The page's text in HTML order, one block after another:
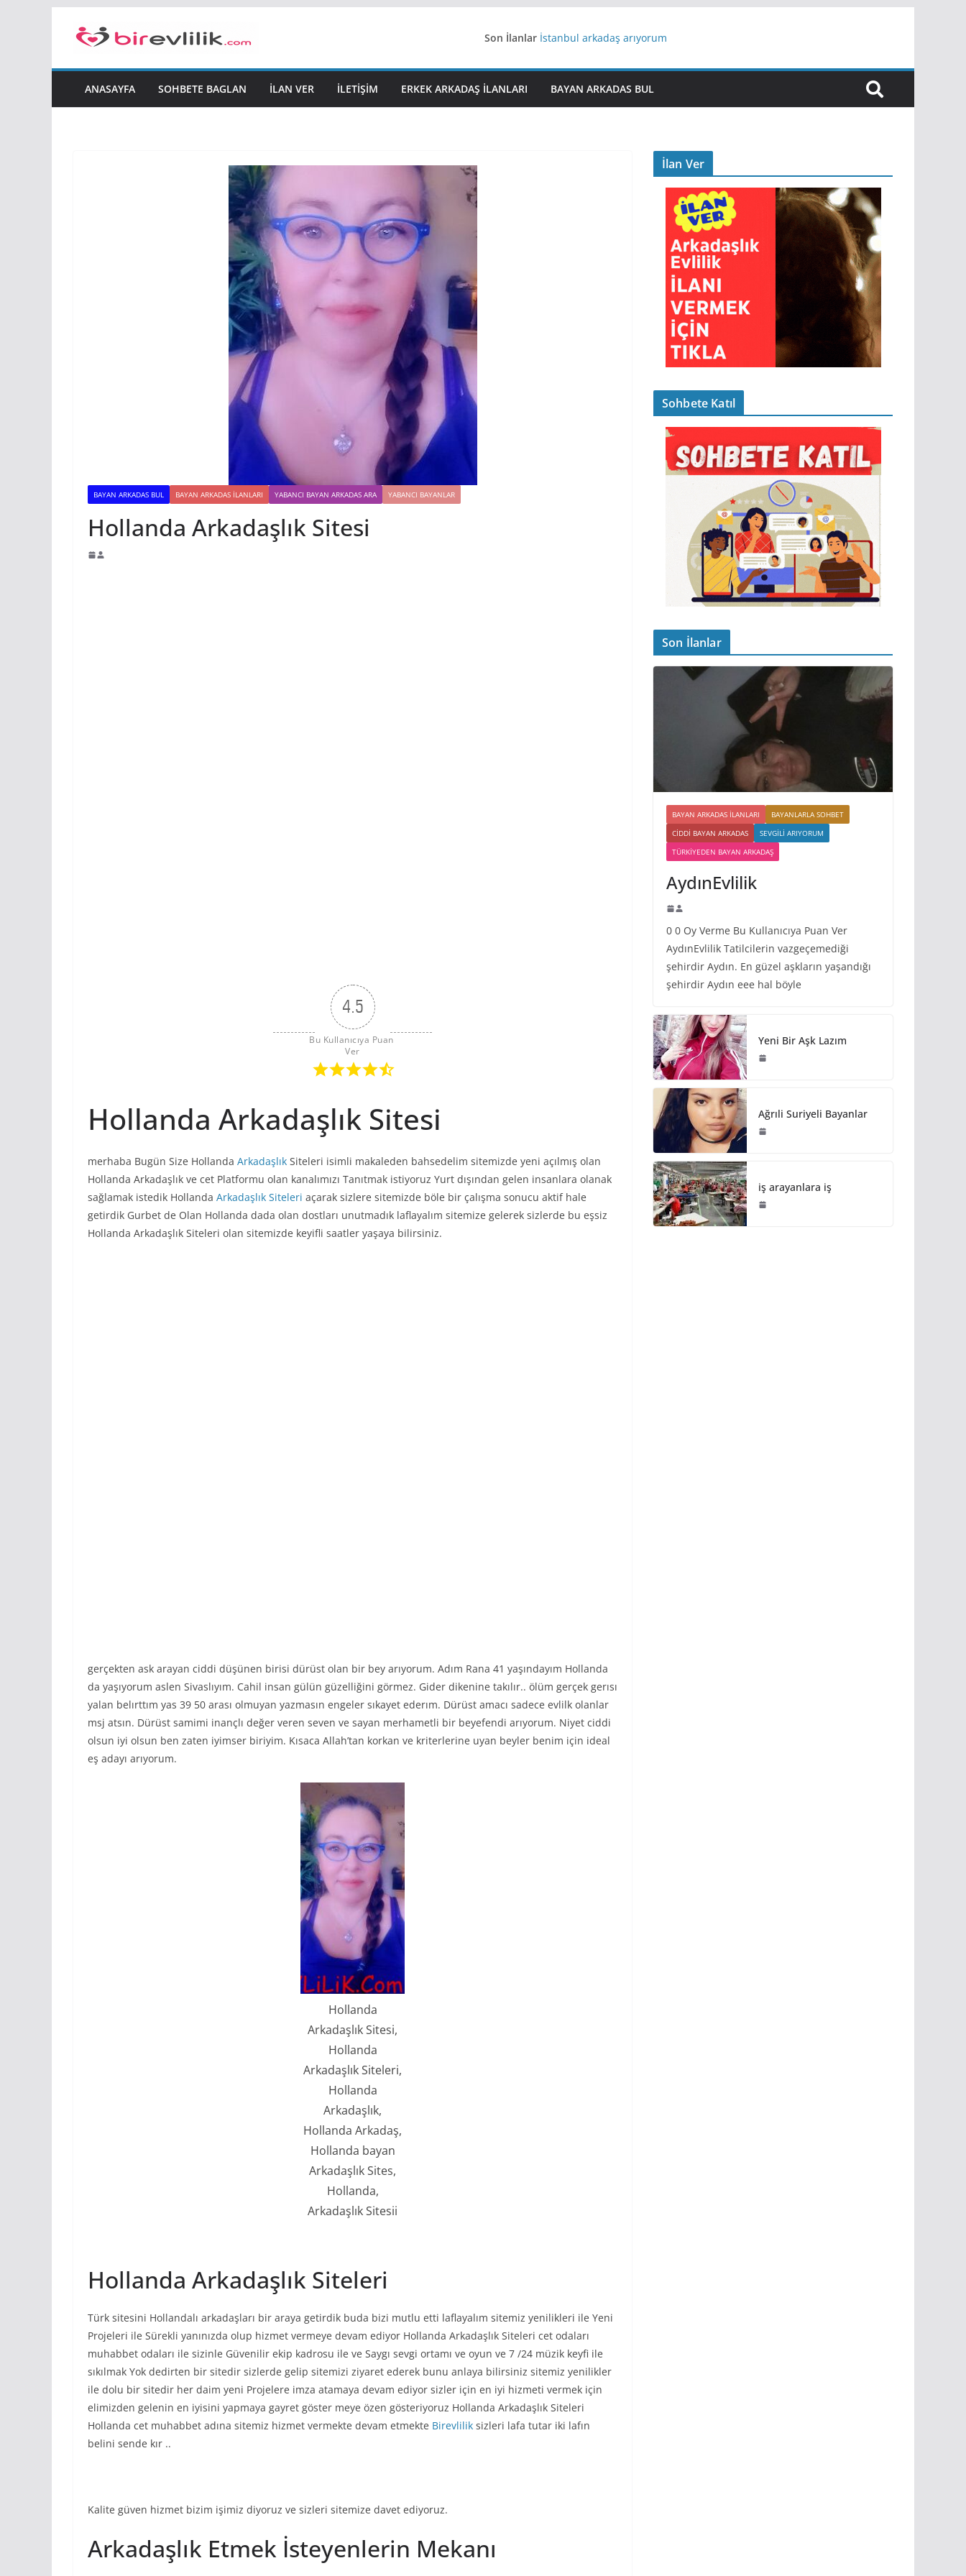
Son İlanlar İstanbul arkadaş arıyorum
Yeni Bir Aşk Lazım
iş arayanlara iş
ANASAYFA SOHBETE BAGLAN İLAN VER İLETIŞIM ERKEK ARKADAŞ ILANLARI BAYAN ARKADAS BUL
BAYAN ARKADAS BUL BAYAN ARKADAS ILANLARI YABANCI BAYAN ARKADAS ARA YABANCI BAYANLAR
Hollanda Arkadaşlık Sitesi
4.5
Bu Kullanıcıya Puan
Ver
Hollanda Arkadaşlık Sitesi
merhaba Bugün Size Hollanda Arkadaşlık Siteleri isimli makaleden bahsedelim sitemizde yeni açılmış olan
Hollanda Arkadaşlık ve cet Platformu olan kanalımızı Tanıtmak istiyoruz Yurt dışından gelen insanlara olanak
sağlamak istedik Hollanda Arkadaşlık Siteleri açarak sizlere sitemizde böle bir çalışma sonucu aktif hale
getirdik Gurbet de Olan Hollanda dada olan dostları unutmadık laflayalım sitemize gelerek sizlerde bu eşsiz
Hollanda Arkadaşlık Siteleri olan sitemizde keyifli saatler yaşaya bilirsiniz.
gerçekten ask arayan ciddi düşünen birisi dürüst olan bir bey arıyorum. Adım Rana 41 yaşındayım Hollanda
da yaşıyorum aslen Sivaslıyım. Cahil insan gülün güzelliğini görmez. Gider dikenine takılır.. ölüm gerçek gerısı
yalan belırttım yas 39 50 arası olmuyan yazmasın engeler sıkayet ederım. Dürüst amacı sadece evlilk olanlar
msj atsın. Dürüst samimi inançlı değer veren seven ve sayan merhametli bir beyefendi arıyorum. Niyet ciddi
olsun iyi olsun ben zaten iyimser biriyim. Kısaca Allah’tan korkan ve kriterlerine uyan beyler benim için ideal
eş adayı arıyorum.
Hollanda
Arkadaşlık Sitesi,
Hollanda
Arkadaşlık Siteleri,
Hollanda
Arkadaşlık,
Hollanda Arkadaş,
Hollanda bayan
Arkadaşlık Sites,
Hollanda,
Arkadaşlık Sitesii
Hollanda Arkadaşlık Siteleri
Türk sitesini Hollandalı arkadaşları bir araya getirdik buda bizi mutlu etti laflayalım sitemiz yenilikleri ile Yeni
Projeleri ile Sürekli yanınızda olup hizmet vermeye devam ediyor Hollanda Arkadaşlık Siteleri cet odaları
muhabbet odaları ile sizinle Güvenilir ekip kadrosu ile ve Saygı sevgi ortamı ve oyun ve 7 /24 müzik keyfi ile
sıkılmak Yok dedirten bir sitedir sizlerde gelip sitemizi ziyaret ederek bunu anlaya bilirsiniz sitemiz yenilikler
ile dolu bir sitedir her daim yeni Projelere imza atamaya devam ediyor sizler için en iyi hizmeti vermek için
elimizden gelenin en iyisini yapmaya gayret göster meye özen gösteriyoruz Hollanda Arkadaşlık Siteleri
Hollanda cet muhabbet adına sitemiz hizmet vermekte devam etmekte Birevlilik sizleri lafa tutar iki lafın
belini sende kır ..
Kalite güven hizmet bizim işimiz diyoruz ve sizleri sitemize davet ediyoruz.
Arkadaşlık Etmek İsteyenlerin Mekanı
İlan Ver
Sohbete Katıl
Son İlanlar
BAYAN ARKADAS ILANLARI
BAYANLARLA SOHBET
CIDDI BAYAN ARKADAS
SEVGILI ARIYORUM
TÜRKIYEDEN BAYAN ARKADAŞ
AydınEvlilik
0 0 Oy Verme Bu Kullanıcıya Puan Ver
AydınEvlilik Tatilcilerin vazgeçemediği
şehirdir Aydın. En güzel aşkların yaşandığı
şehirdir Aydın eee hal böyle
Yeni Bir Aşk Lazım
Ağrıli Suriyeli Bayanlar
iş arayanlara iş